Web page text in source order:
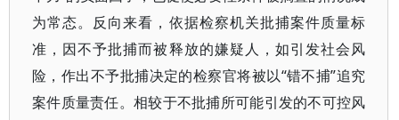
为常态。反向来看，依据检察机关批捕案件质量标
准，因不予批捕而被释放的嫌疑人，如引发社会风
险，作出不予批捕决定的检察官将被以“错不捕”追究
案件质量责任。相较于不批捕所可能引发的不可控风